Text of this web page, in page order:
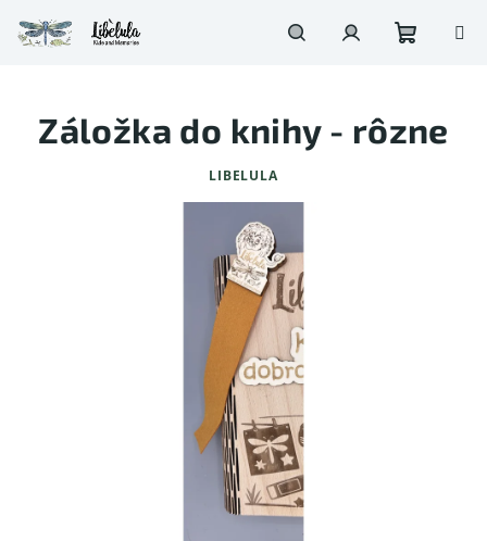
na
obsah
košík
Záložka do knihy - rôzne
LIBELULA